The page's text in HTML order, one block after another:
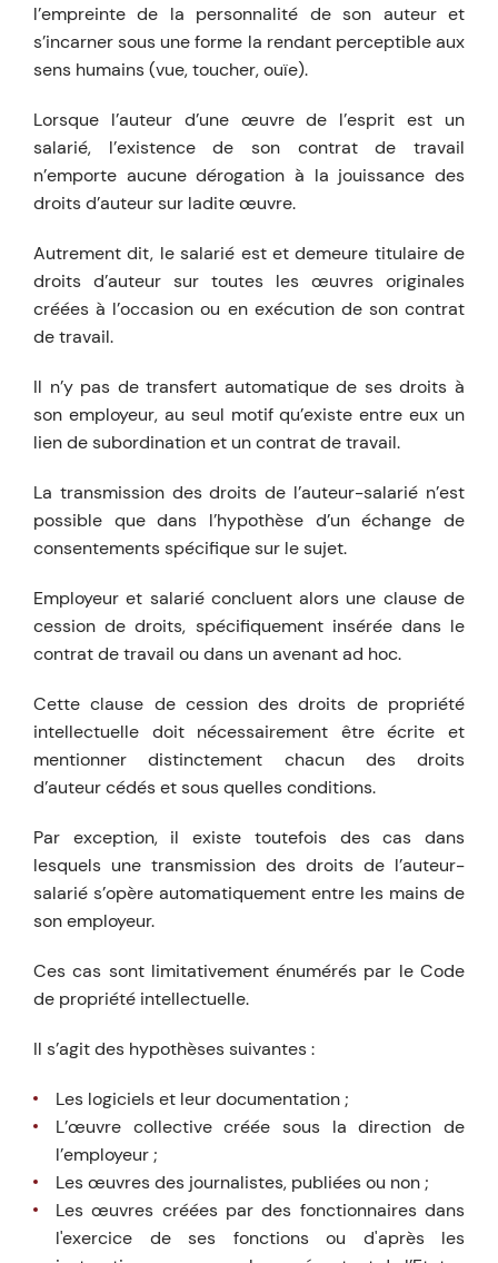
l’empreinte de la personnalité de son auteur et
s’incarner sous une forme la rendant perceptible aux
sens humains (vue, toucher, ouïe).
Lorsque l’auteur d’une œuvre de l’esprit est un
salarié, l’existence de son contrat de travail
n’emporte aucune dérogation à la jouissance des
droits d’auteur sur ladite œuvre.
Autrement dit, le salarié est et demeure titulaire de
droits d’auteur sur toutes les œuvres originales
créées à l’occasion ou en exécution de son contrat
de travail.
Il n’y pas de transfert automatique de ses droits à
son employeur, au seul motif qu’existe entre eux un
lien de subordination et un contrat de travail.
La transmission des droits de l’auteur-salarié n’est
possible que dans l’hypothèse d’un échange de
consentements spécifique sur le sujet.
Employeur et salarié concluent alors une clause de
cession de droits, spécifiquement insérée dans le
contrat de travail ou dans un avenant ad hoc.
Cette clause de cession des droits de propriété
intellectuelle doit nécessairement être écrite et
mentionner distinctement chacun des droits
d’auteur cédés et sous quelles conditions.
Par exception, il existe toutefois des cas dans
lesquels une transmission des droits de l’auteur-
salarié s’opère automatiquement entre les mains de
son employeur.
Ces cas sont limitativement énumérés par le Code
de propriété intellectuelle.
Il s’agit des hypothèses suivantes :
Les logiciels et leur documentation ;
L’œuvre collective créée sous la direction de
l’employeur ;
Les œuvres des journalistes, publiées ou non ;
Les œuvres créées par des fonctionnaires dans
l'exercice de ses fonctions ou d'après les